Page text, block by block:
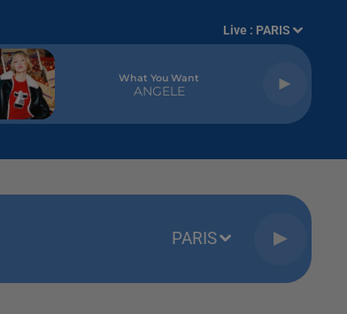
Live : PARIS
What You Want
ANGELE
PARIS